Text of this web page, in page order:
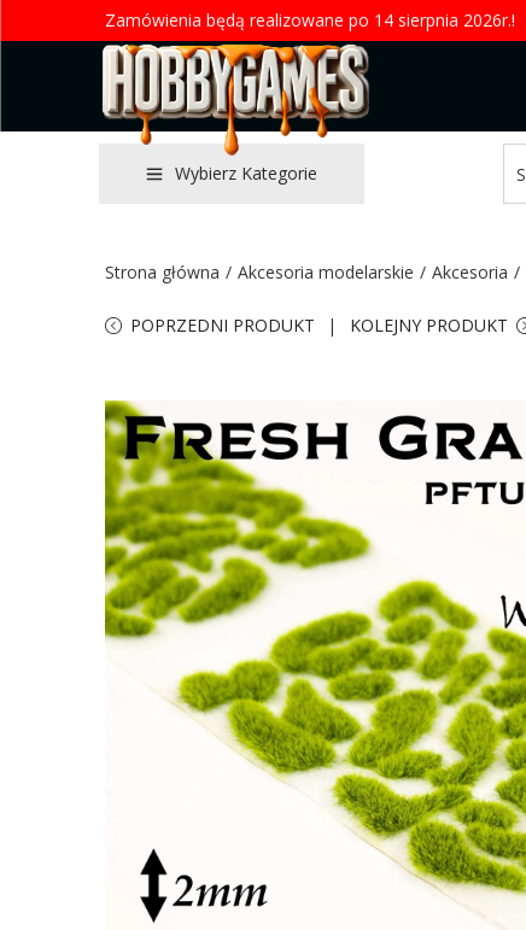
Zamówienia będą realizowane po 14 sierpnia 2026r.!
Wybierz Kategorie
Strona główna / Akcesoria modelarskie / Akcesoria /
POPRZEDNI PRODUKT KOLEJNY PRODUKT